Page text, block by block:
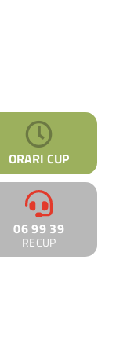
ORARI CUP
06 99 39
RECUP